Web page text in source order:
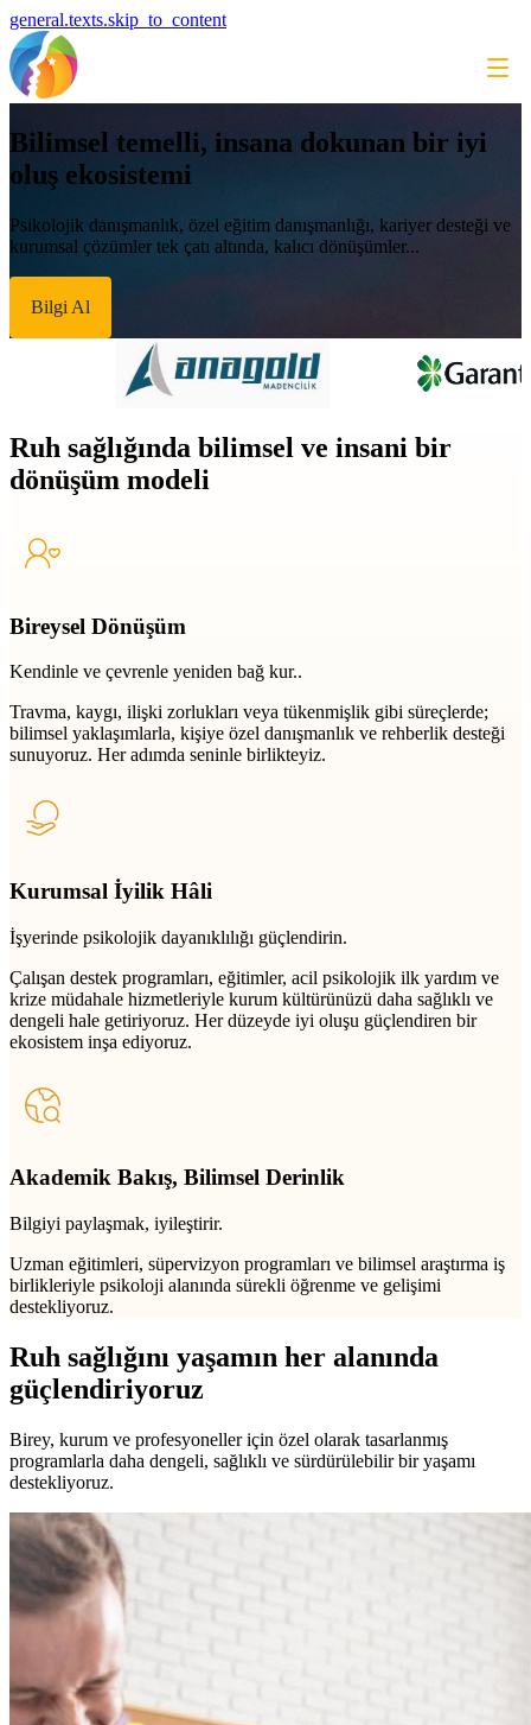
general.texts.skip_to_content
Bilimsel temelli, insana dokunan bir iyi
oluş ekosistemi
Psikolojik danışmanlık, özel eğitim danışmanlığı, kariyer desteği ve
kurumsal çözümler tek çatı altında, kalıcı dönüşümler...
Bilgi Al
Ruh sağlığında bilimsel ve insani bir
dönüşüm modeli
Bireysel Dönüşüm
Kendinle ve çevrenle yeniden bağ kur..
Travma, kaygı, ilişki zorlukları veya tükenmişlik gibi süreçlerde;
bilimsel yaklaşımlarla, kişiye özel danışmanlık ve rehberlik desteği
sunuyoruz. Her adımda seninle birlikteyiz.
Kurumsal İyilik Hâli
İşyerinde psikolojik dayanıklılığı güçlendirin.
Çalışan destek programları, eğitimler, acil psikolojik ilk yardım ve
krize müdahale hizmetleriyle kurum kültürünüzü daha sağlıklı ve
dengeli hale getiriyoruz. Her düzeyde iyi oluşu güçlendiren bir
ekosistem inşa ediyoruz.
Akademik Bakış, Bilimsel Derinlik
Bilgiyi paylaşmak, iyileştirir.
Uzman eğitimleri, süpervizyon programları ve bilimsel araştırma iş
birlikleriyle psikoloji alanında sürekli öğrenme ve gelişimi
destekliyoruz.
Ruh sağlığını yaşamın her alanında
güçlendiriyoruz
Birey, kurum ve profesyoneller için özel olarak tasarlanmış
programlarla daha dengeli, sağlıklı ve sürdürülebilir bir yaşamı
destekliyoruz.